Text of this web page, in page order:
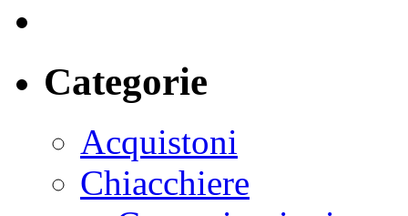
Categorie
Acquistoni
Chiacchiere